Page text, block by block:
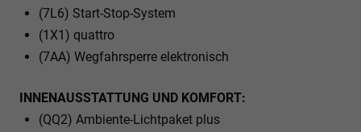
(7L6) Start-Stop-System
(1X1) quattro
(7AA) Wegfahrsperre elektronisch
INNENAUSSTATTUNG UND KOMFORT:
(QQ2) Ambiente-Lichtpaket plus